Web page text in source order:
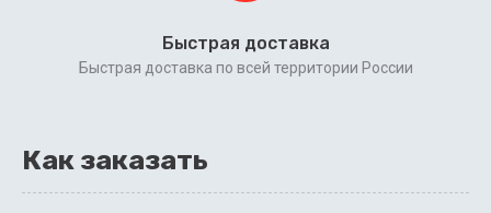
Быстрая доставка
Быстрая доставка по всей территории России
Как заказать